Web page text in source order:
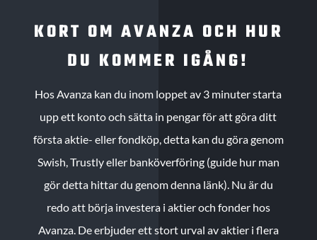
KORT OM AVANZA OCH HUR
DU KOMMER IGÅNG!
Hos Avanza kan du inom loppet av 3 minuter starta
upp ett konto och sätta in pengar för att göra ditt
första aktie- eller fondköp, detta kan du göra genom
Swish, Trustly eller banköverföring (guide hur man
gör detta hittar du genom denna länk). Nu är du
redo att börja investera i aktier och fonder hos
Avanza. De erbjuder ett stort urval av aktier i flera